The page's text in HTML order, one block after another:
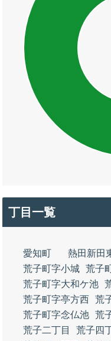
丁目一覧
愛知町 熱田新田
荒子町字小城 荒子
荒子町字大和ケ池
荒子町字亭方西 荒
荒子町字念仏池 荒
荒子二丁目
荒子四